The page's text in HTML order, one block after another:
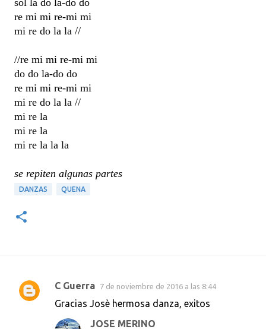
sol la do la-do do
re mi mi re-mi mi
mi re do la la //
//re mi mi re-mi mi
do do la-do do
re mi mi re-mi mi
mi re do la la //
mi re la
mi re la
mi re la la la
se repiten algunas partes
DANZAS QUENA
C
C Guerra 7 de noviembre de 2016 a las 8:44
Gracias Josè hermosa danza, exitos
JOSE MERINO